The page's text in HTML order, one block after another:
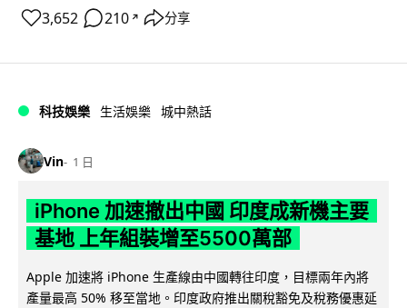
3,652 210 ↗ 分享
科技娛樂 生活娛樂 城中熱話
Vin 1 日
iPhone 加速撤出中國 印度成新機主要
基地 上年組裝增至5500萬部
Apple 加速將 iPhone 生產線由中國轉往印度，目標兩年內將
產量最高 50% 移至當地。印度政府推出關稅豁免及稅務優惠延